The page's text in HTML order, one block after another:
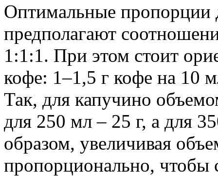
Оптимальные пропорции
предполагают
1:1:1. При этом стоит
кофе: 1–1,5 г кофе на 10
Так, для капучино
для 250 мл – 25 г, а для
образом, увеличивая
пропорционально, чтобы